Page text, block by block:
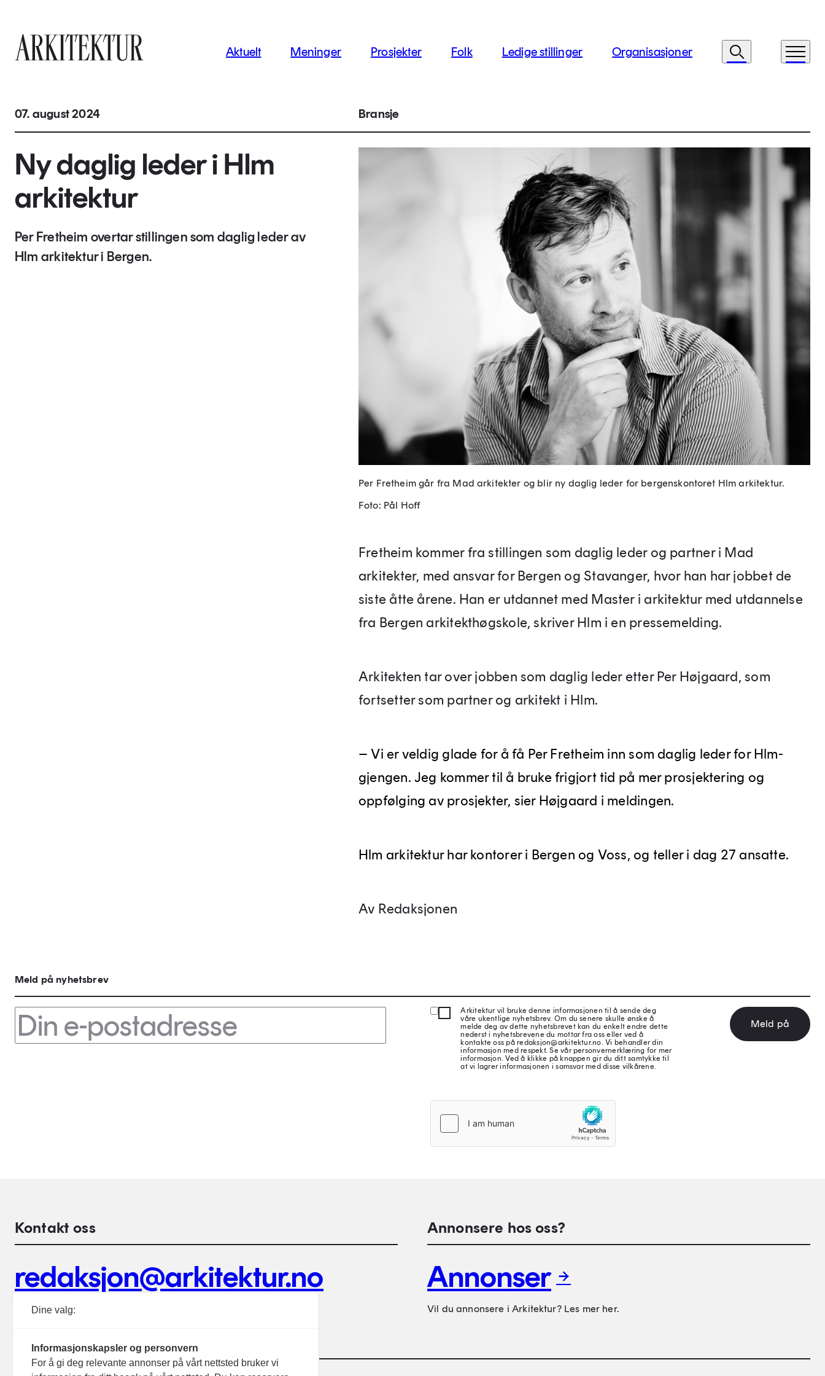
Aktuelt Meninger Prosjekter Folk Ledige stillinger Organisasjoner Søk Meny
07. august 2024 Bransje
Ny daglig leder i Hlm
arkitektur
Per Fretheim overtar stillingen som daglig leder av
Hlm arkitektur i Bergen.
Per Fretheim går fra Mad arkitekter og blir ny daglig leder for bergenskontoret Hlm arkitektur.
Foto: Pål Hoff
Fretheim kommer fra stillingen som daglig leder og partner i Mad
arkitekter, med ansvar for Bergen og Stavanger, hvor han har jobbet de
siste åtte årene. Han er utdannet med Master i arkitektur med utdannelse
fra Bergen arkitekthøgskole, skriver Hlm i en pressemelding.
Arkitekten tar over jobben som daglig leder etter Per Højgaard, som
fortsetter som partner og arkitekt i Hlm.
– Vi er veldig glade for å få Per Fretheim inn som daglig leder for Hlm-
gjengen. Jeg kommer til å bruke frigjort tid på mer prosjektering og
oppfølging av prosjekter, sier Højgaard i meldingen.
Hlm arkitektur har kontorer i Bergen og Voss, og teller i dag 27 ansatte.
Av Redaksjonen
Meld på nyhetsbrev
Arkitektur vil bruke denne informasjonen til å sende deg
våre ukentlige nyhetsbrev. Om du senere skulle ønske å
melde deg av dette nyhetsbrevet kan du enkelt endre dette
nederst i nyhetsbrevene du mottar fra oss eller ved å
kontakte oss på redaksjon@arkitektur.no. Vi behandler din
informasjon med respekt. Se vår personvernerklæring for mer
informasjon. Ved å klikke på knappen gir du ditt samtykke til
at vi lagrer informasjonen i samsvar med disse vilkårene.
Meld på
Kontakt oss
redaksjon@arkitektur.no
Debattinnlegg, tips og andre henvendelser.
Annonsere hos oss?
Annonser
Vil du annonsere i Arkitektur? Les mer her.
Dine valg:
Informasjonskapsler og personvern
For å gi deg relevante annonser på vårt nettsted bruker vi